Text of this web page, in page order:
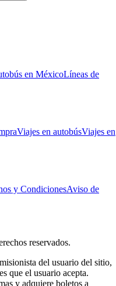
en MéxicoLíneas de
Viajes en autobúsViajes en
y CondicionesAviso de
reservados.
del usuario del sitio,
que el usuario acepta.
y adquiere boletos a